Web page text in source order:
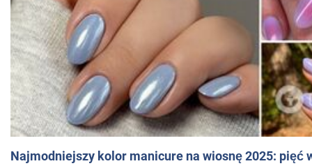
Najmodniejszy kolor manicure na wiosnę 2025: pięć